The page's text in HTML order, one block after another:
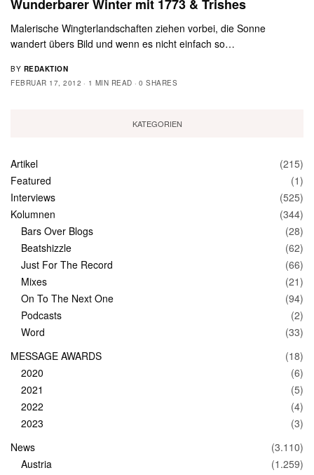
Wunderbarer Winter mit 1773 & Trishes
Malerische Wingterlandschaften ziehen vorbei, die Sonne
wandert übers Bild und wenn es nicht einfach so…
BY REDAKTION
FEBRUAR 17, 2012
1 MIN READ 0 SHARES
KATEGORIEN
Artikel
(215)
Featured
(1)
Interviews
(525)
Kolumnen
(344)
Bars Over Blogs
(28)
Beatshizzle
(62)
Just For The Record
(66)
Mixes
(21)
On To The Next One
(94)
Podcasts
(2)
Word
(33)
MESSAGE AWARDS
(18)
2020
(6)
2021
(5)
2022
(4)
2023
(3)
News
(3.110)
Austria
(1.259)